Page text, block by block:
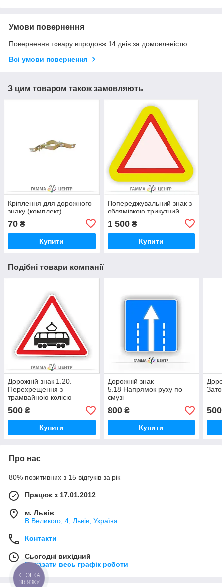
Умови повернення
Повернення товару впродовж 14 днів за домовленістю
Всі умови повернення
З цим товаром також замовляють
Кріплення для дорожного
знаку (комплект)
70 ₴
Купити
Попереджувальний знак з
облямівкою трикутний
1 500₴
Купити
Подібні товари компанії
Дорожній знак 1.20.
Перехрещення з
трамвайною колією
500 ₴
Купити
Дорожній знак
5.18 Напрямок руху по
смузі
800₴
Купити
500
Про нас
80% позитивних з 15 відгуків за рік
Працює з 17.01.2012
м. Львів
В.Великого, 4, Львів, Україна
Контакти
Сьогодні вихідний
Показати весь графік роботи
КНОПКА
ЗВ'ЯЗКУ